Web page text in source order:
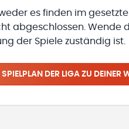
es finden im
abgeschlossen. Wende
der Spiele zuständig ist.
SPIELPLAN DER LIGA ZU DEINER